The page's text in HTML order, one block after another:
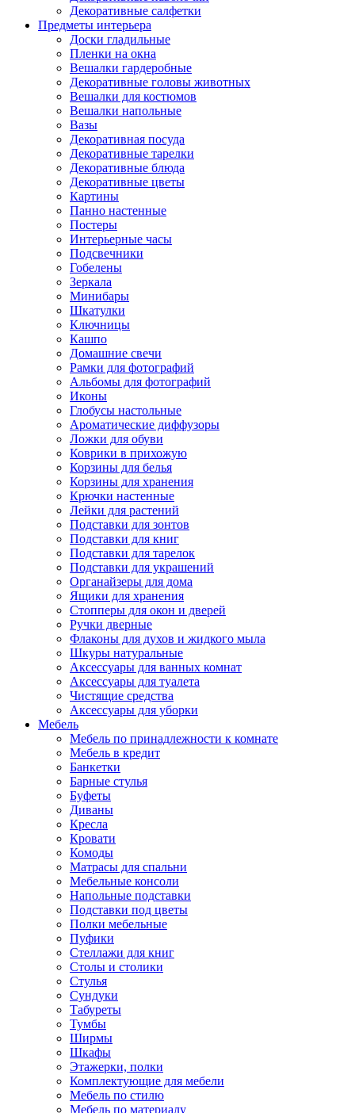
Декоративные салфетки
Предметы интерьера
Доски гладильные
Пленки на окна
Вешалки гардеробные
Декоративные головы животных
Вешалки для костюмов
Вешалки напольные
Вазы
Декоративная посуда
Декоративные тарелки
Декоративные блюда
Декоративные цветы
Картины
Панно настенные
Постеры
Интерьерные часы
Подсвечники
Гобелены
Зеркала
Минибары
Шкатулки
Ключницы
Кашпо
Домашние свечи
Рамки для фотографий
Альбомы для фотографий
Иконы
Глобусы настольные
Ароматические диффузоры
Ложки для обуви
Коврики в прихожую
Корзины для белья
Корзины для хранения
Крючки настенные
Лейки для растений
Подставки для зонтов
Подставки для книг
Подставки для тарелок
Подставки для украшений
Органайзеры для дома
Ящики для хранения
Стопперы для окон и дверей
Ручки дверные
Флаконы для духов и жидкого мыла
Шкуры натуральные
Аксессуары для ванных комнат
Аксессуары для туалета
Чистящие средства
Аксессуары для уборки
Мебель
Мебель по принадлежности к комнате
Мебель в кредит
Банкетки
Барные стулья
Буфеты
Диваны
Кресла
Кровати
Комоды
Матрасы для спальни
Мебельные консоли
Напольные подставки
Подставки под цветы
Полки мебельные
Пуфики
Стеллажи для книг
Столы и столики
Стулья
Сундуки
Табуреты
Тумбы
Ширмы
Шкафы
Этажерки, полки
Комплектующие для мебели
Мебель по стилю
Мебель по материалу